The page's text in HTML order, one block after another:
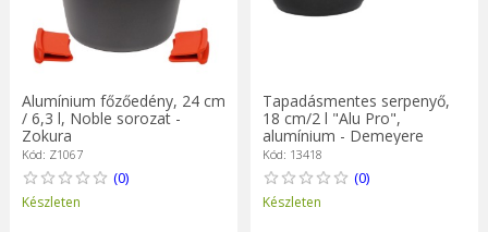
Alumínium főzőedény, 24 cm
/ 6,3 l, Noble sorozat -
Zokura
Kód: Z1067
(0)
Készleten
Tapadásmentes serpenyő,
18 cm/2 l "Alu Pro",
alumínium - Demeyere
Kód: 13418
(0)
Készleten